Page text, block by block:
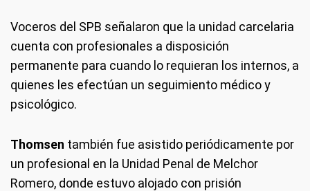
Voceros del SPB señalaron que la unidad carcelaria
cuenta con profesionales a disposición
permanente para cuando lo requieran los internos, a
quienes les efectúan un seguimiento médico y
psicológico.
Thomsen también fue asistido periódicamente por
un profesional en la Unidad Penal de Melchor
Romero, donde estuvo alojado con prisión